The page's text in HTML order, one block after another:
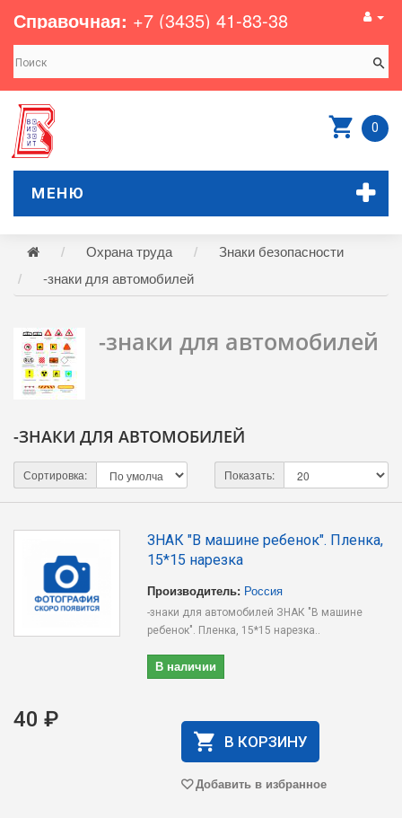
Справочная: +7 (3435) 41-83-38
0
МЕНЮ
Охрана труда
Знаки безопасности
-знаки для автомобилей
-знаки для автомобилей
-ЗНАКИ ДЛЯ АВТОМОБИЛЕЙ
Сортировка: Показать:
ЗНАК "В машине ребенок". Пленка,
15*15 нарезка
Производитель: Россия
-знаки для автомобилей ЗНАК "В машине
ребенок". Пленка, 15*15 нарезка..
В наличии
40 ₽
В КОРЗИНУ
Добавить в избранное